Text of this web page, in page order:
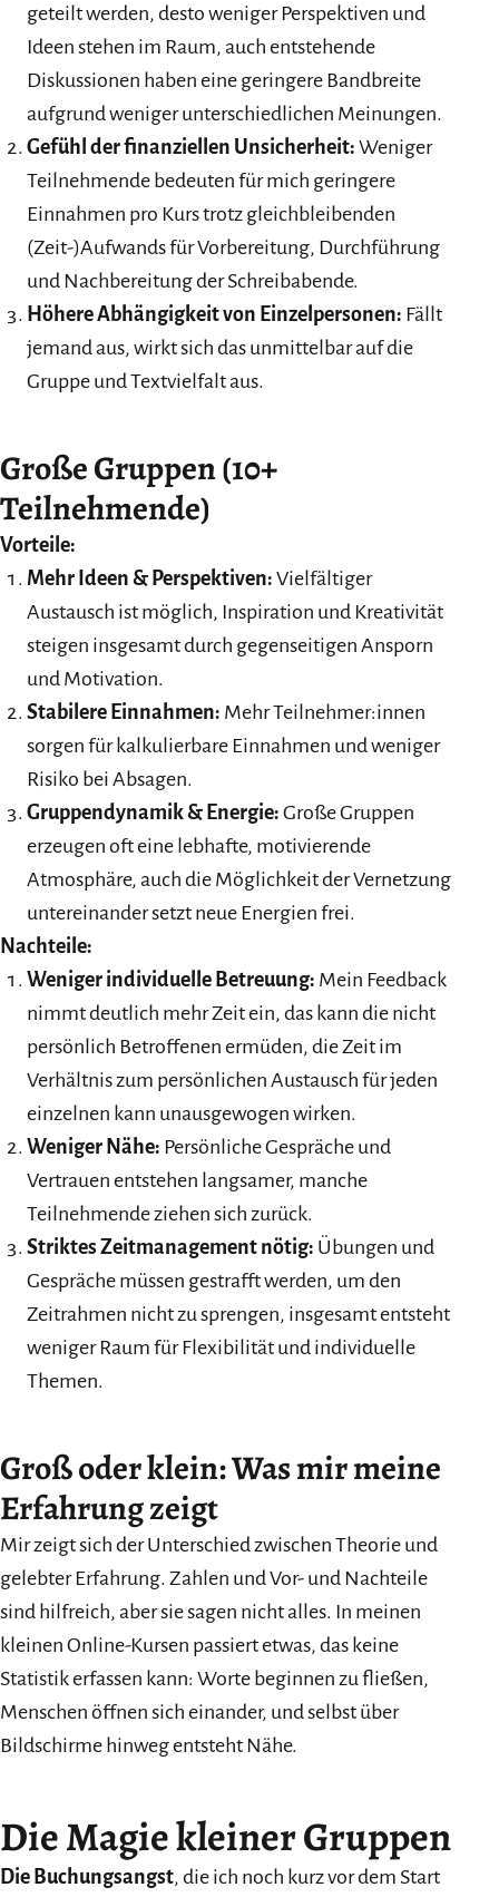
geteilt werden, desto weniger Perspektiven und
Ideen stehen im Raum, auch entstehende
Diskussionen haben eine geringere Bandbreite
aufgrund weniger unterschiedlichen Meinungen.
Gefühl der finanziellen Unsicherheit: Weniger
Teilnehmende bedeuten für mich geringere
Einnahmen pro Kurs trotz gleichbleibenden
(Zeit-)Aufwands für Vorbereitung, Durchführung
und Nachbereitung der Schreibabende.
Höhere Abhängigkeit von Einzelpersonen: Fällt
jemand aus, wirkt sich das unmittelbar auf die
Gruppe und Textvielfalt aus.
Große Gruppen (10+
Teilnehmende)
Vorteile:
Mehr Ideen & Perspektiven: Vielfältiger
Austausch ist möglich, Inspiration und Kreativität
steigen insgesamt durch gegenseitigen Ansporn
und Motivation.
Stabilere Einnahmen: Mehr Teilnehmer:innen
sorgen für kalkulierbare Einnahmen und weniger
Risiko bei Absagen.
Gruppendynamik & Energie: Große Gruppen
erzeugen oft eine lebhafte, motivierende
Atmosphäre, auch die Möglichkeit der Vernetzung
untereinander setzt neue Energien frei.
Nachteile:
Weniger individuelle Betreuung: Mein Feedback
nimmt deutlich mehr Zeit ein, das kann die nicht
persönlich Betroffenen ermüden, die Zeit im
Verhältnis zum persönlichen Austausch für jeden
einzelnen kann unausgewogen wirken.
Weniger Nähe: Persönliche Gespräche und
Vertrauen entstehen langsamer, manche
Teilnehmende ziehen sich zurück.
Striktes Zeitmanagement nötig: Übungen und
Gespräche müssen gestrafft werden, um den
Zeitrahmen nicht zu sprengen, insgesamt entsteht
weniger Raum für Flexibilität und individuelle
Themen.
Groß oder klein: Was mir meine
Erfahrung zeigt
Mir zeigt sich der Unterschied zwischen Theorie und
gelebter Erfahrung. Zahlen und Vor- und Nachteile
sind hilfreich, aber sie sagen nicht alles. In meinen
kleinen Online-Kursen passiert etwas, das keine
Statistik erfassen kann: Worte beginnen zu fließen,
Menschen öffnen sich einander, und selbst über
Bildschirme hinweg entsteht Nähe.
Die Magie kleiner Gruppen
Die Buchungsangst, die ich noch kurz vor dem Start